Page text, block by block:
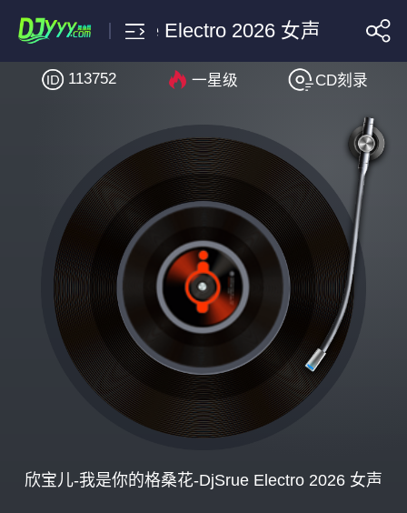
搜索
欣宝儿-我是你的格桑花-
欣宝儿-我是你的格桑花-DjSrue Electro 2026 女声
113752 一星级 CD刻录